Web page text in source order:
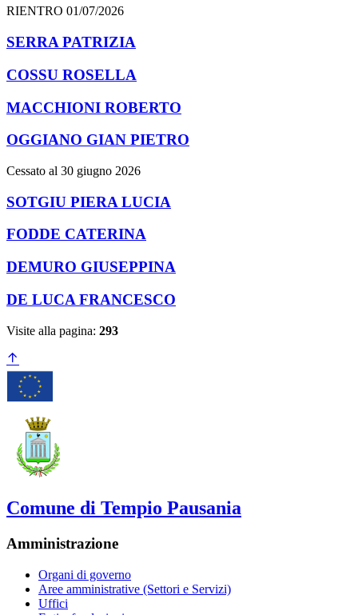
RIENTRO 01/07/2026
SERRA PATRIZIA
COSSU ROSELLA
MACCHIONI ROBERTO
OGGIANO GIAN PIETRO
Cessato al 30 giugno 2026
SOTGIU PIERA LUCIA
FODDE CATERINA
DEMURO GIUSEPPINA
DE LUCA FRANCESCO
Visite alla pagina: 293
Comune di Tempio Pausania
Amministrazione
Organi di governo
Aree amministrative (Settori e Servizi)
Uffici